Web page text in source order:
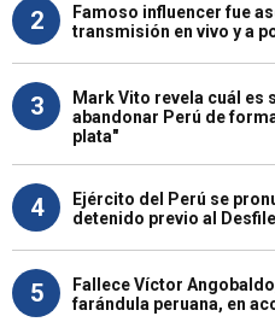
2
Famoso influencer fue
transmisión en vivo y a
3
Mark Vito revela cuál es
abandonar Perú de
plata"
4
Ejército del Perú se
detenido previo al
5
Fallece Víctor
farándula peruana, en